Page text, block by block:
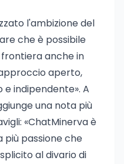
l'ambizione del
che è possibile
anche in
aperto,
indipendente». A
una nota più
«ChatMinerva è
passione che
al divario di